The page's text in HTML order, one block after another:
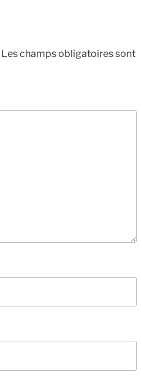
Les champs obligatoires sont